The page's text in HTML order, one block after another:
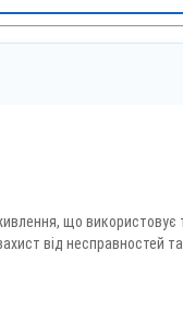
що
від несправностей